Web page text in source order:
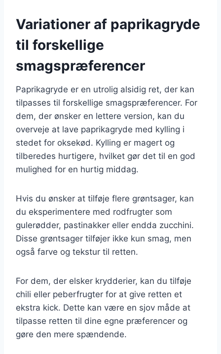
Variationer af paprikagryde
til forskellige
smagspræferencer
Paprikagryde er en utrolig alsidig ret, der kan
tilpasses til forskellige smagspræferencer. For
dem, der ønsker en lettere version, kan du
overveje at lave paprikagryde med kylling i
stedet for oksekød. Kylling er magert og
tilberedes hurtigere, hvilket gør det til en god
mulighed for en hurtig middag.
Hvis du ønsker at tilføje flere grøntsager, kan
du eksperimentere med rodfrugter som
gulerødder, pastinakker eller endda zucchini.
Disse grøntsager tilføjer ikke kun smag, men
også farve og tekstur til retten.
For dem, der elsker krydderier, kan du tilføje
chili eller peberfrugter for at give retten et
ekstra kick. Dette kan være en sjov måde at
tilpasse retten til dine egne præferencer og
gøre den mere spændende.